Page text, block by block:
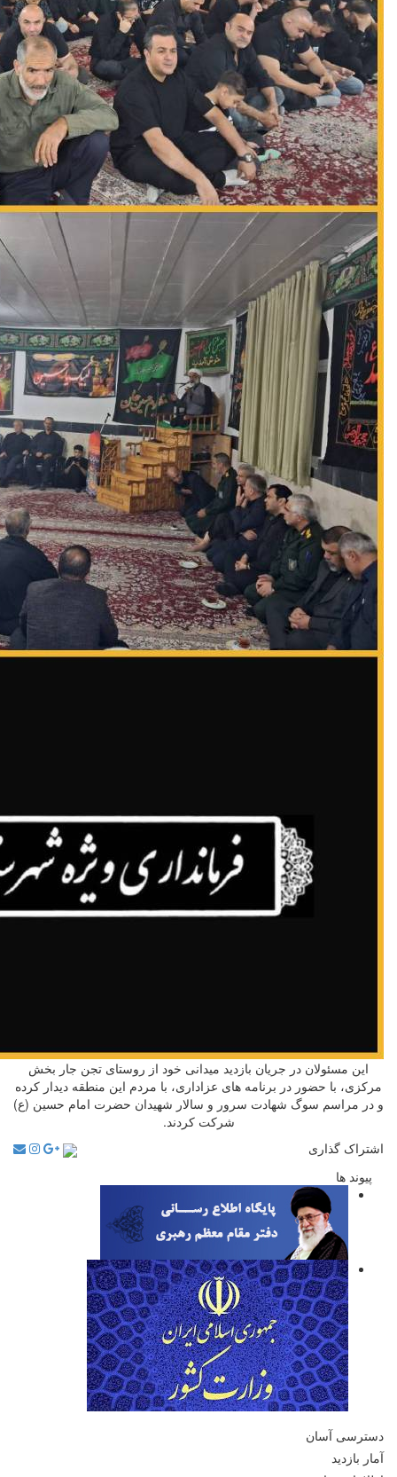
این مسئولان در جریان بازدید میدانی خود از روستای تجن جار بخش
مرکزی، با حضور در برنامه های عزاداری، با مردم این منطقه دیدار کرده
و در مراسم سوگ شهادت سرور و سالار شهیدان حضرت امام حسین (ع)
شرکت کردند.
اشتراک گذاری
پیوند ها
دسترسی آسان
آمار بازدید